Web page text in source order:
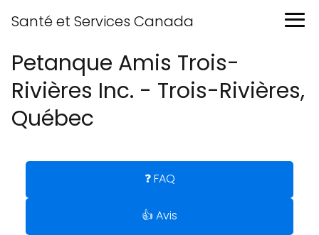
Santé et Services Canada
Petanque Amis Trois-
Rivières Inc. - Trois-Rivières,
Québec
❓ FAQ
👍 Avis